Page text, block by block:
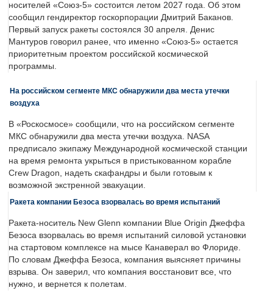
носителей «Союз-5» состоится летом 2027 года. Об этом
сообщил гендиректор госкорпорации Дмитрий Баканов.
Первый запуск ракеты состоялся 30 апреля. Денис
Мантуров говорил ранее, что именно «Союз-5» остается
приоритетным проектом российской космической
программы.
На российском сегменте МКС обнаружили два места утечки
воздуха
В «Роскосмосе» сообщили, что на российском сегменте
МКС обнаружили два места утечки воздуха. NASA
предписало экипажу Международной космической станции
на время ремонта укрыться в пристыкованном корабле
Crew Dragon, надеть скафандры и были готовым к
возможной экстренной эвакуации.
Ракета компании Безоса взорвалась во время испытаний
Ракета-носитель New Glenn компании Blue Origin Джеффа
Безоса взорвалась во время испытаний силовой установки
на стартовом комплексе на мысе Канаверал во Флориде.
По словам Джеффа Безоса, компания выясняет причины
взрыва. Он заверил, что компания восстановит все, что
нужно, и вернется к полетам.